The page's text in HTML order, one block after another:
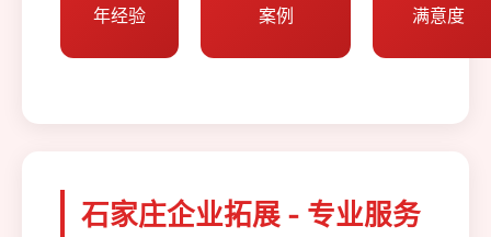
年经验 案例 满意度
石家庄企业拓展 - 专业服务